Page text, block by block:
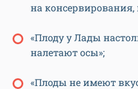
на консервирования,
«Плоду у Лады
налетают осы»;
«Плоды не имеют